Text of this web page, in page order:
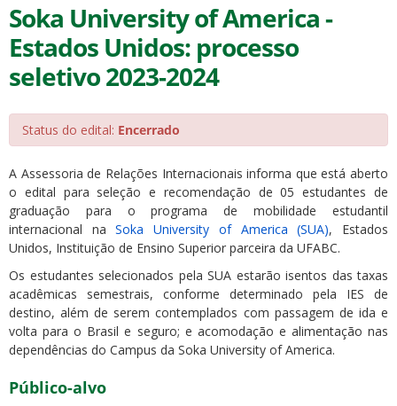
Soka University of America -
Estados Unidos: processo
seletivo 2023-2024
Status do edital: Encerrado
A Assessoria de Relações Internacionais informa que está aberto
o edital para seleção e recomendação de 05 estudantes de
graduação para o programa de mobilidade estudantil
internacional naSoka University of America (SUA), Estados
Unidos, Instituição de Ensino Superior parceira da UFABC.
Os estudantes selecionados pela SUA estarão isentos das taxas
acadêmicas semestrais, conforme determinado pela IES de
destino, além de serem contemplados com passagem de ida e
volta para o Brasil e seguro; e acomodação e alimentação nas
dependências do Campus da Soka University of America.
Público-alvo